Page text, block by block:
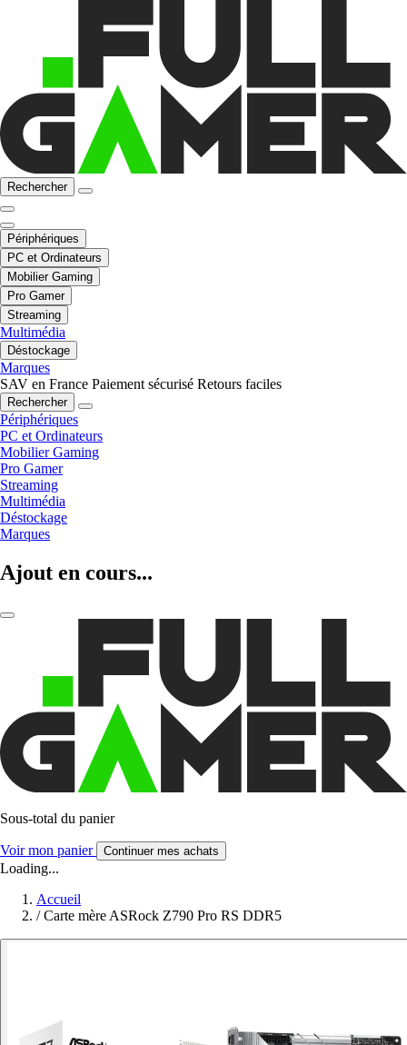
Rechercher
Périphériques
PC et Ordinateurs
Mobilier Gaming
Pro Gamer
Streaming
Multimédia
Déstockage
Marques
SAV en France Paiement sécurisé Retours faciles
Rechercher
Périphériques
PC et Ordinateurs
Mobilier Gaming
Pro Gamer
Streaming
Multimédia
Déstockage
Marques
Ajout en cours...
Sous-total du panier
Voir mon panier Continuer mes achats
Loading...
Accueil
/ Carte mère ASRock Z790 Pro RS DDR5